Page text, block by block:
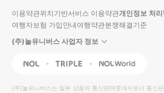
입니
다.
높
동
순
상
이용약관위치기반서비스 이용약관개인정보 처리
여행자보험 가입안내여행약관분쟁해결기준
(주)놀유니버스 사업자 정보
NOL Triple Interpark Global
(주)놀유니버스는 일부 상품의 통신판매중개자로서 통신